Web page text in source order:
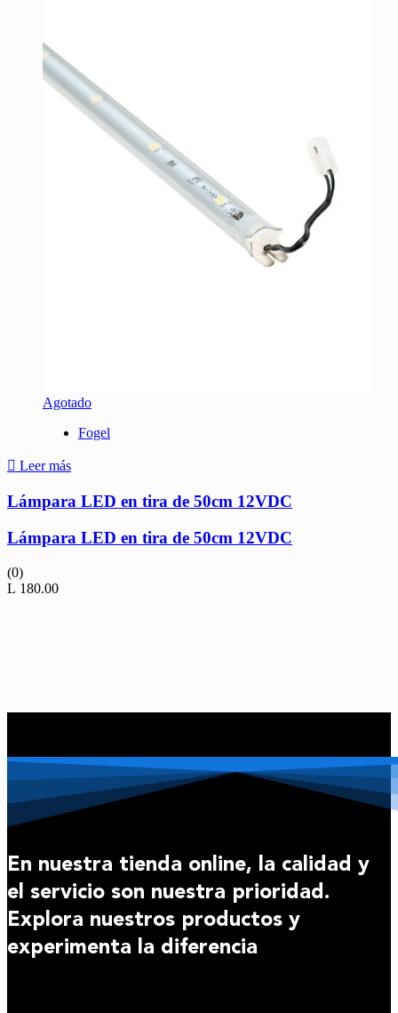
Agotado
Fogel
Leer más
Lámpara LED en tira de 50cm 12VDC
Lámpara LED en tira de 50cm 12VDC
(0)
L 180.00
En nuestra tienda online, la calidad y
el servicio son nuestra prioridad.
Explora nuestros productos y
experimenta la diferencia